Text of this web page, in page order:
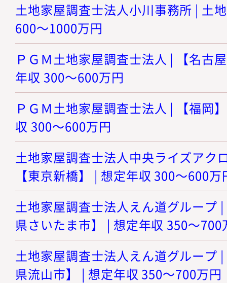
土地家屋調査士法人小川事務所 | 土
600～1000万円
ＰＧＭ土地家屋調査士法人 | 【名古
年収 300～600万円
ＰＧＭ土地家屋調査士法人 | 【福岡
収 300～600万円
土地家屋調査士法人中央ライズアク
【東京新橋】 | 想定年収 300～600万
土地家屋調査士法人えん道グループ
県さいたま市】 | 想定年収 350～700
土地家屋調査士法人えん道グループ
県流山市】 | 想定年収 350～700万円